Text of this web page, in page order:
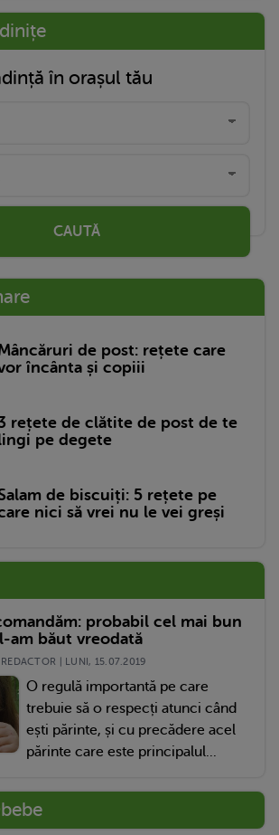
în orașul tău
CAUTĂ
de post: rețete care
încânta și copiii
rețete de clătite de post de te
pe degete
de biscuiți: 5 rețete pe
nici să vrei nu le vei greși
probabil cel mai bun
am băut vreodată
| LUNI, 15.07.2019
O regulă importantă pe care
trebuie să o respecți atunci când
ești părinte, și cu precădere acel
părinte care este principalul...